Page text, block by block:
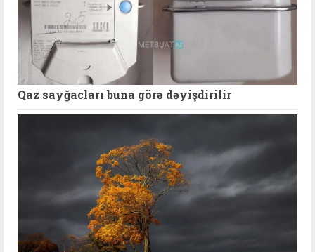
Qaz sayğacları buna görə dəyişdirilir